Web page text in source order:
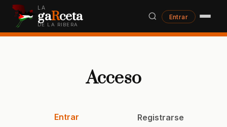
LA
gaRceta
DE LA RIBERA
Entrar
Acceso
Entrar Registrarse